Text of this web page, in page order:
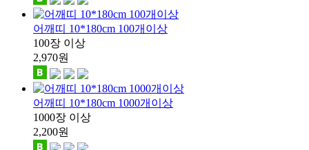
어깨띠 10*180cm 100개이상
100장 이상
2,970원
어깨띠 10*180cm 1000개이상
1000장 이상
2,200원